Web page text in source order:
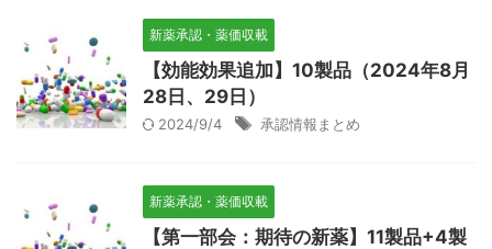
新薬承認・薬価収載
【効能効果追加】10製品（2024年8月
28日、29日）
2024/9/4 承認情報まとめ
新薬承認・薬価収載
【第一部会：期待の新薬】11製品+4製